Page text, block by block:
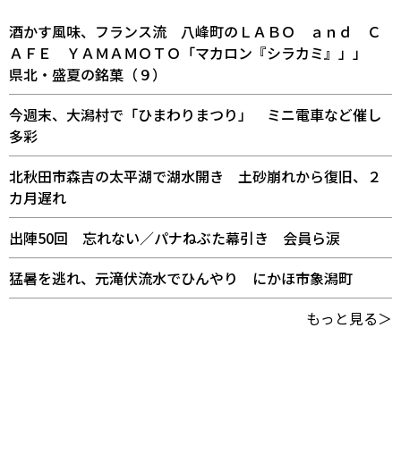
酒かす風味、フランス流 八峰町のＬＡＢＯ ａｎｄ Ｃ
ＡＦＥ ＹＡＭＡＭＯＴＯ「マカロン『シラカミ』」」
県北・盛夏の銘菓（９）
今週末、大潟村で「ひまわりまつり」 ミニ電車など催し
多彩
北秋田市森吉の太平湖で湖水開き 土砂崩れから復旧、２
カ月遅れ
出陣50回 忘れない／パナねぶた幕引き 会員ら涙
猛暑を逃れ、元滝伏流水でひんやり にかほ市象潟町
もっと見る＞